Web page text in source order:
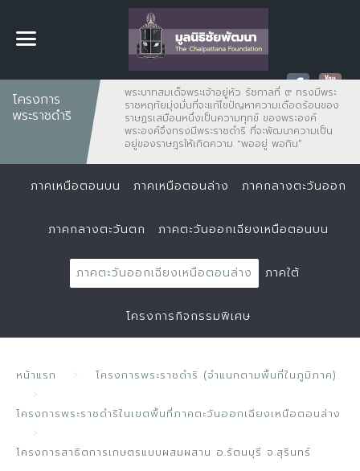
โครงการ
พระราชดำริ
พระบาทสมเด็จพระเจ้าอยู่หัว รัชกาลที่ ๙ ทรงมีพระ
ราชหฤทัยมุ่งมั่นที่จะแก้ไขปัญหาความเดือดร้อนของ
ราษฏรเสมือนหนึ่งเป็นความทุกข์ ของพระองค์
พระองค์จึงทรงมีพระราชดำริ ที่จะพัฒนาความเป็น
อยู่ของราษฎรให้เกิดความ "พออยู่ พอกิน”
ภาคเหนือตอนบน ภาคเหนือตอนล่าง ภาคกลางตะวันออก
ภาคกลางตะวันตก ภาคตะวันออกเฉียงเหนือตอนบน
ภาคตะวันออกเฉียงเหนือตอนล่าง ภาคใต้
โครงการกิจกรรมพิเศษ
หน้าแรก โครงการพระราชดำริ (จำแนกตามพื้นที่ในภูมิภาค)
โครงการพระราชดำริในเขตพื้นที่ภาคตะวันออกเฉียงเหนือตอนล่าง
โครงการสาธิตการเกษตรแบบผสมผสาน อ.รัตนบุรี จ.สุรินทร์